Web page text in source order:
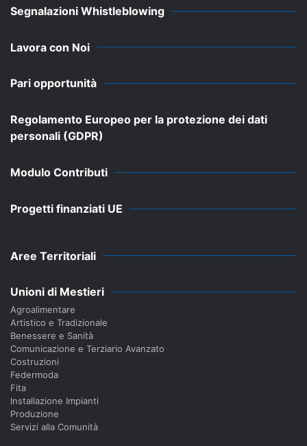
Segnalazioni Whistleblowing
Lavora con Noi
Pari opportunità
Regolamento Europeo per la protezione dei dati
personali (GDPR)
Modulo Contributi
Progetti finanziati UE
Aree Territoriali
Unioni di Mestieri
Agroalimentare
Artistico e Tradizionale
Benessere e Sanità
Comunicazione e Terziario Avanzato
Costruzioni
Federmoda
Fita
Installazione Impianti
Produzione
Servizi alla Comunità